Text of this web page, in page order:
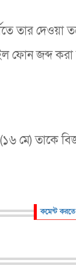
তার দেওয়া
ফোন জব্দ
মে) তাকে
কমেন্ট